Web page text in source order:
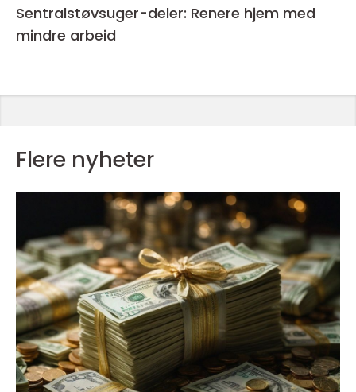
Sentralstøvsuger-deler: Renere hjem med
mindre arbeid
Flere nyheter